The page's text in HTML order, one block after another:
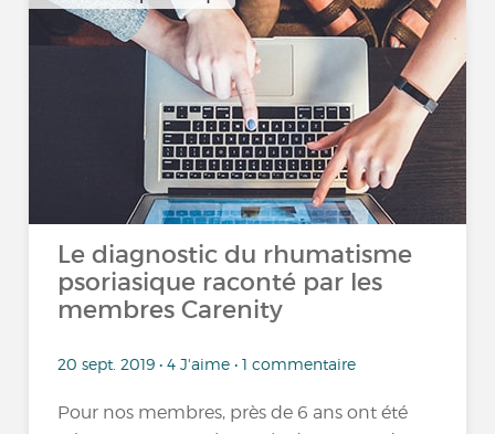
Le diagnostic du rhumatisme
psoriasique raconté par les
membres Carenity
20 sept. 2019 • 4 J'aime • 1 commentaire
Pour nos membres, près de 6 ans ont été